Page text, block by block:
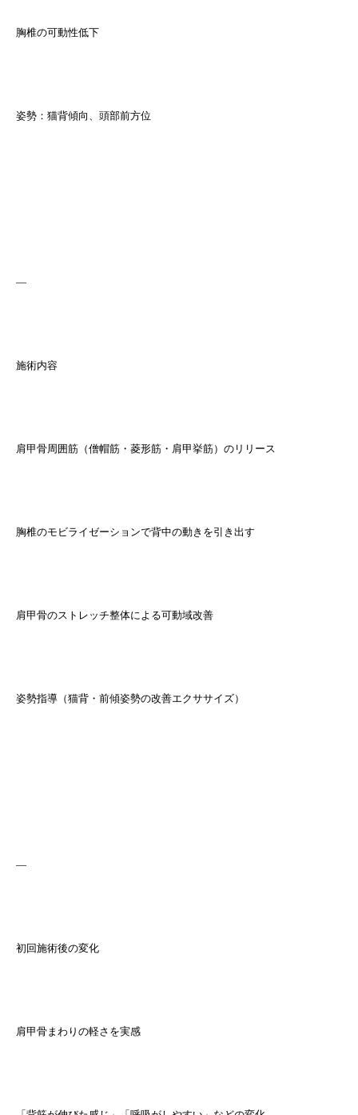
胸椎の可動性低下
姿勢：猫背傾向、頭部前方位
—
施術内容
肩甲骨周囲筋（僧帽筋・菱形筋・肩甲挙筋）のリリース
胸椎のモビライゼーションで背中の動きを引き出す
肩甲骨のストレッチ整体による可動域改善
姿勢指導（猫背・前傾姿勢の改善エクササイズ）
—
初回施術後の変化
肩甲骨まわりの軽さを実感